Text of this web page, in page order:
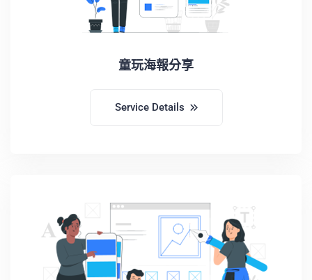
童玩海報分享
Service Details